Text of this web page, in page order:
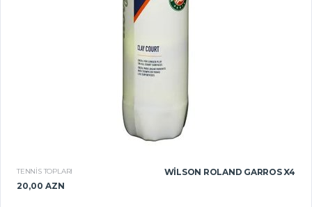
TENNIS TOPLARI
WILSON ROLAND GARROS X4
20,00 AZN